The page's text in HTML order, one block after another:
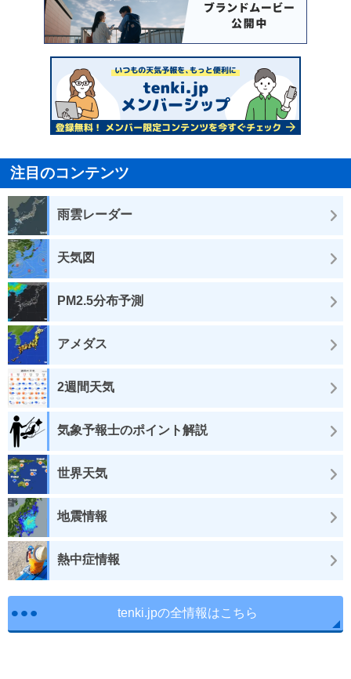
注目のコンテンツ
雨雲レーダー
天気図
PM2.5分布予測
アメダス
2週間天気
気象予報士のポイント解説
世界天気
地震情報
熱中症情報
tenki.jpの全情報はこちら